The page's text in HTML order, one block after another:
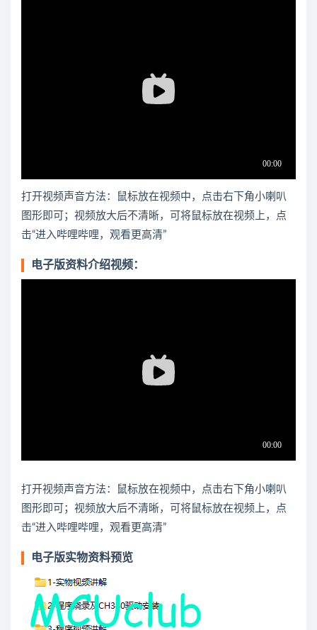
打开视频声音方法：鼠标放在视频中，点击右下角小喇叭
图形即可；视频放大后不清晰，可将鼠标放在视频上，点
击“进入哔哩哔哩，观看更高清”
电子版资料介绍视频：
打开视频声音方法：鼠标放在视频中，点击右下角小喇叭
图形即可；视频放大后不清晰，可将鼠标放在视频上，点
击“进入哔哩哔哩，观看更高清”
电子版实物资料预览